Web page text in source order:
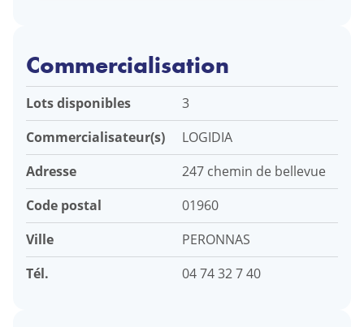
Commercialisation
Lots disponibles
3
Commercialisateur(s)
LOGIDIA
Adresse
247 chemin de bellevue
Code postal
01960
Ville
PERONNAS
Tél.
04 74 32 7 40